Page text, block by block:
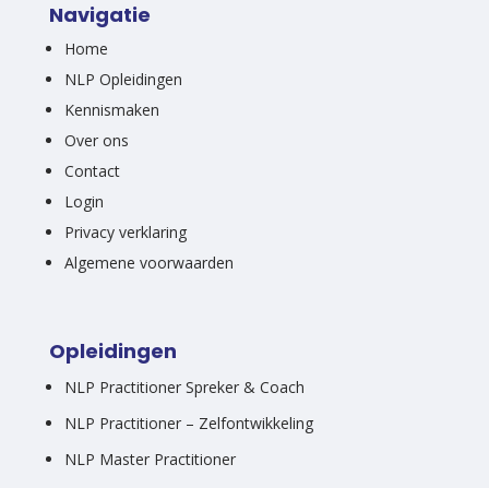
Navigatie
Home
NLP Opleidingen
Kennismaken
Over ons
Contact
Login
Privacy verklaring
Algemene voorwaarden
Opleidingen
NLP Practitioner Spreker & Coach
NLP Practitioner – Zelfontwikkeling
NLP Master Practitioner